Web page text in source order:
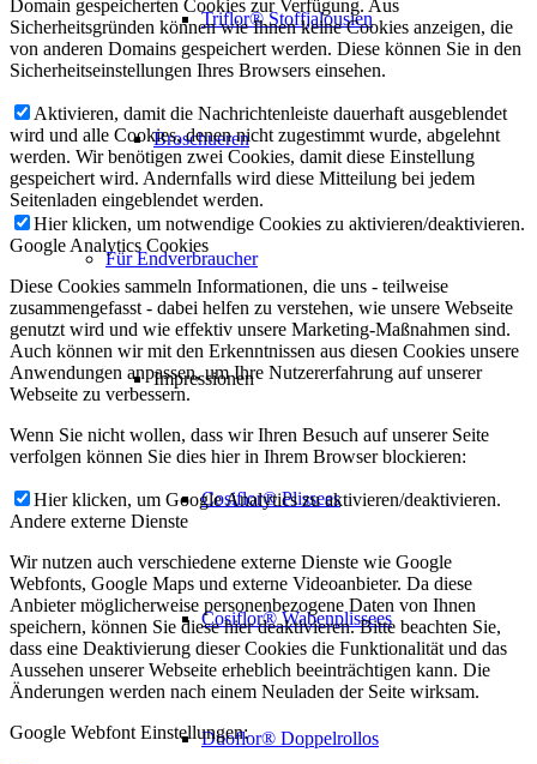
Triflor® Stoffjalousien
Broschueren
Für Endverbraucher
Impressionen
Cosiflor® Plissees
Cosiflor® Wabenplissees
Duoflor® Doppelrollos
Domain gespeicherten Cookies zur Verfügung. Aus
Sicherheitsgründen können wie Ihnen keine Cookies anzeigen, die
von anderen Domains gespeichert werden. Diese können Sie in den
Sicherheitseinstellungen Ihres Browsers einsehen.
Aktivieren, damit die Nachrichtenleiste dauerhaft ausgeblendet
wird und alle Cookies, denen nicht zugestimmt wurde, abgelehnt
werden. Wir benötigen zwei Cookies, damit diese Einstellung
gespeichert wird. Andernfalls wird diese Mitteilung bei jedem
Seitenladen eingeblendet werden.
Hier klicken, um notwendige Cookies zu aktivieren/deaktivieren.
Google Analytics Cookies
Diese Cookies sammeln Informationen, die uns - teilweise
zusammengefasst - dabei helfen zu verstehen, wie unsere Webseite
genutzt wird und wie effektiv unsere Marketing-Maßnahmen sind.
Auch können wir mit den Erkenntnissen aus diesen Cookies unsere
Anwendungen anpassen, um Ihre Nutzererfahrung auf unserer
Webseite zu verbessern.
Wenn Sie nicht wollen, dass wir Ihren Besuch auf unserer Seite
verfolgen können Sie dies hier in Ihrem Browser blockieren:
Hier klicken, um Google Analytics zu aktivieren/deaktivieren.
Andere externe Dienste
Wir nutzen auch verschiedene externe Dienste wie Google
Webfonts, Google Maps und externe Videoanbieter. Da diese
Anbieter möglicherweise personenbezogene Daten von Ihnen
speichern, können Sie diese hier deaktivieren. Bitte beachten Sie,
dass eine Deaktivierung dieser Cookies die Funktionalität und das
Aussehen unserer Webseite erheblich beeinträchtigen kann. Die
Änderungen werden nach einem Neuladen der Seite wirksam.
Google Webfont Einstellungen: